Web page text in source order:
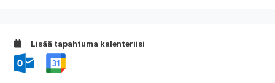
Lisää tapahtuma kalenteriisi